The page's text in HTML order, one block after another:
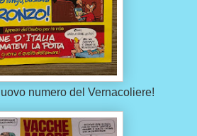
numero del Vernacoliere!